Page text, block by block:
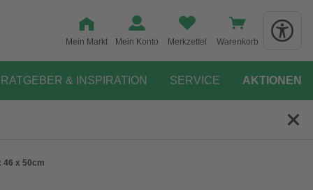
Mein Markt Mein Konto Merkzettel Warenkorb
RATGEBER & INSPIRATION SERVICE AKTIONEN
46 x 50cm